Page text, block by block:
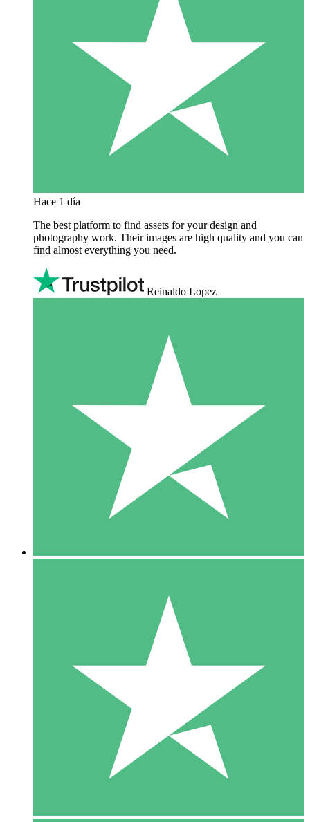
Hace 1 día
The best platform to find assets for your design and
photography work. Their images are high quality and you can
find almost everything you need.
Reinaldo Lopez